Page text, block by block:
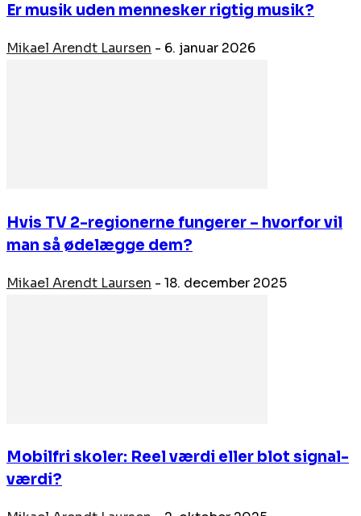
Er musik uden mennesker rigtig musik?
Mikael Arendt Laursen - 6. januar 2026
Hvis TV 2-regionerne fungerer – hvorfor vil
man så ødelægge dem?
Mikael Arendt Laursen - 18. december 2025
Mobilfri skoler: Reel værdi eller blot signal-
værdi?